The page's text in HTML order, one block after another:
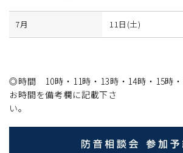
7月 11日(土)
◎時間 10時・11時・13時・14時・15時
お時間を備考欄に記載下さ